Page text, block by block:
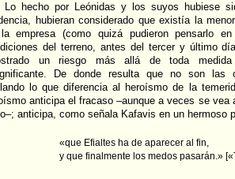
Lo hecho por Leónidas y los suyos hubiese
hubieran considerado que existía la
empresa (como quizá pudieron pensarlo
del terreno, antes del tercer y último
un riesgo más allá de toda
De donde resulta que no son las
lo que diferencia al heroísmo de la
anticipa el fracaso –aunque a veces se vea
anticipa, como señala Kafavis en un hermoso
«que Efialtes ha de aparecer al fin,
y que finalmente los medos pasarán.»